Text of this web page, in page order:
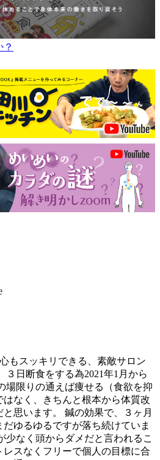
もスッキリできる、素敵サロン
３日断食をする為2021年1月から
場限りの通えば痩せる（食欲を抑
はなく、きちんと根本から体質改
と思います。 鍼の効果で、３ヶ月
だゆるゆるですが落ち続けていま
少なく頭からダメだと言われるこ
レスなくフリーで個人の目標に合